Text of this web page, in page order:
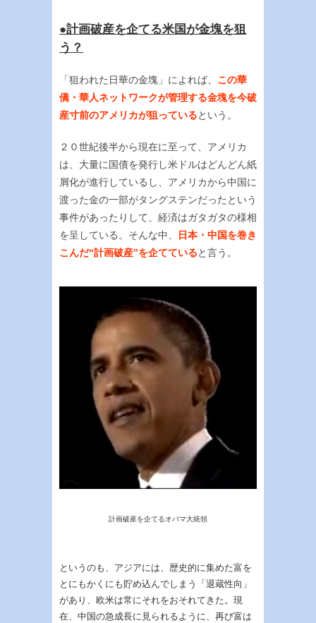
●計画破産を企てる米国が金塊を狙
う？
「狙われた日華の金塊」によれば、 この華
僑・華人ネットワークが管理する金塊を今破
産寸前のアメリカが狙っているという。
２０世紀後半から現在に至って、アメリカ
は、大量に国債を発行し米ドルはどんどん紙
屑化が進行しているし、アメリカから中国に
渡った金の一部がタングステンだったという
事件があったりして、経済はガタガタの様相
を呈している。そんな中、
日本・中国を巻き
こんだ“計画破産”を企てていると言う。
計画破産を企てるオバマ大統領
というのも、アジアには、歴史的に集めた富を
とにもかくにも貯め込んでしまう「退蔵性向」
があり、欧米は常にそれをおそれてきた。現
在、中国の急成長に見られるように、再び富は